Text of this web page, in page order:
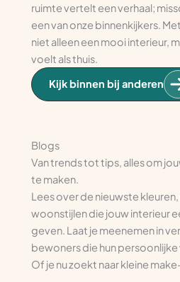
ruimte vertelt een verhaal;
een van onze binnenkijkers.
niet alleen een mooi interieur,
voelt als thuis.
Kijk binnen bij anderen
Blogs
Van trends tot tips, alles om
te maken.
Lees over de nieuwste
woonstijlen die jouw interieur
geven. Laat je meenemen in
bewoners die hun
Of je nu zoekt naar kleine